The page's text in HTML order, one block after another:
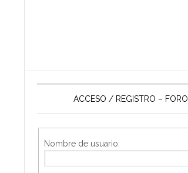
ACCESO / REGISTRO – FORO
Nombre de usuario: